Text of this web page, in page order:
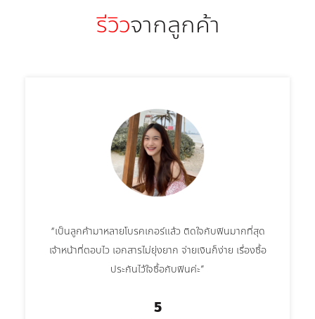
รีวิวจากลูกค้า
“เป็นลูกค้ามาหลายโบรคเกอร์แล้ว ติดใจกับฟินมากที่สุด
เจ้าหน้าที่ตอบไว เอกสารไม่ยุ่งยาก จ่ายเงินก็ง่าย เรื่องซื้อ
ประกันไว้ใจซื้อกับฟินค่ะ”
5